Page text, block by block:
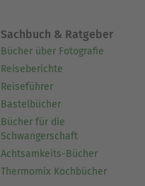
Sachbuch & Ratgeber
Bücher über Fotografie
Reiseberichte
Reiseführer
Bastelbücher
Bücher für die
Schwangerschaft
Achtsamkeits-Bücher
Thermomix Kochbücher